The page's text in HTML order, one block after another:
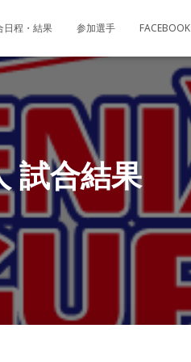
日程・結果 参加選手 FACEBOOK
試合結果